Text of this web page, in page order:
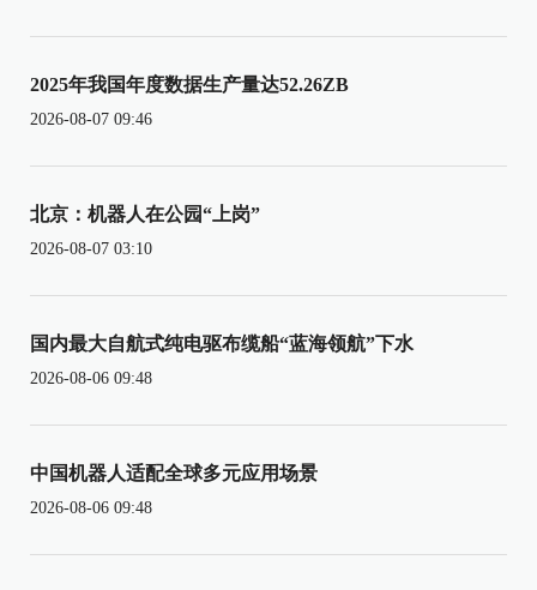
2025年我国年度数据生产量达52.26ZB
2026-08-07 09:46
北京：机器人在公园“上岗”
2026-08-07 03:10
国内最大自航式纯电驱布缆船“蓝海领航”下水
2026-08-06 09:48
中国机器人适配全球多元应用场景
2026-08-06 09:48